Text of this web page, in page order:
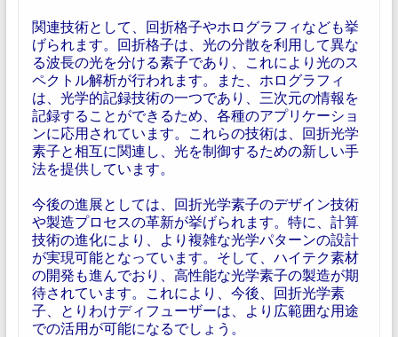
関連技術として、回折格子やホログラフィなども挙
げられます。回折格子は、光の分散を利用して異な
る波長の光を分ける素子であり、これにより光のス
ペクトル解析が行われます。また、ホログラフィ
は、光学的記録技術の一つであり、三次元の情報を
記録することができるため、各種のアプリケーショ
ンに応用されています。これらの技術は、回折光学
素子と相互に関連し、光を制御するための新しい手
法を提供しています。
今後の進展としては、回折光学素子のデザイン技術
や製造プロセスの革新が挙げられます。特に、計算
技術の進化により、より複雑な光学パターンの設計
が実現可能となっています。そして、ハイテク素材
の開発も進んでおり、高性能な光学素子の製造が期
待されています。これにより、今後、回折光学素
子、とりわけディフューザーは、より広範囲な用途
での活用が可能になるでしょう。